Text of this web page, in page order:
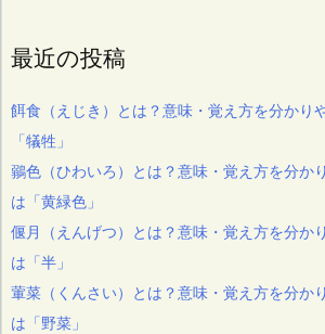
最近の投稿
餌食（えじき）とは？意味・覚え方を分かり
「犠牲」
鶸色（ひわいろ）とは？意味・覚え方を分か
は「黄緑色」
偃月（えんげつ）とは？意味・覚え方を分か
は「半」
葷菜（くんさい）とは？意味・覚え方を分か
は「野菜」